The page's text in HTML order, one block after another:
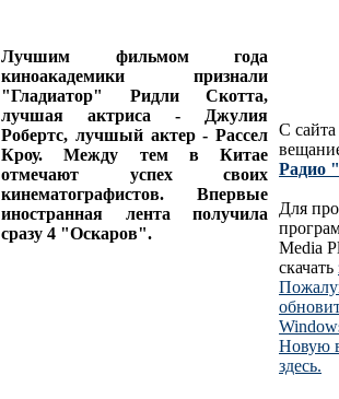
Лучшим фильмом года
киноакадемики признали
"Гладиатор" Ридли Скотта,
лучшая актриса - Джулия
Робертс, лучшый актер - Рассел
Кроу. Между тем в Китае
отмечают успех своих
кинематографистов. Впервые
иностранная лента получила
сразу 4 "Оскаров".
С
Радио
Для
Media
скачать
Новую
здесь.